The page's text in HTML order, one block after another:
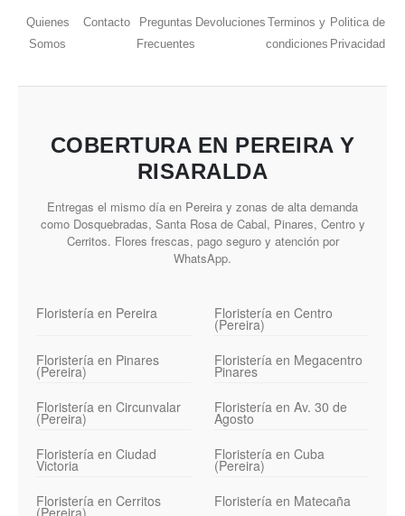
Quienes
Somos
Contacto
Preguntas
Frecuentes
Devoluciones Terminos y
condiciones
Politica de
Privacidad
COBERTURA EN PEREIRA Y
RISARALDA
Entregas el mismo día en Pereira y zonas de alta demanda
como Dosquebradas, Santa Rosa de Cabal, Pinares, Centro y
Cerritos. Flores frescas, pago seguro y atención por
WhatsApp.
Floristería en Pereira Floristería en Centro
(Pereira)
Floristería en Pinares
(Pereira)
Floristería en Megacentro
Pinares
Floristería en Circunvalar
(Pereira)
Floristería en Av. 30 de
Agosto
Floristería en Ciudad
Victoria
Floristería en Cuba
(Pereira)
Floristería en Cerritos
(Pereira)
Floristería en Matecaña